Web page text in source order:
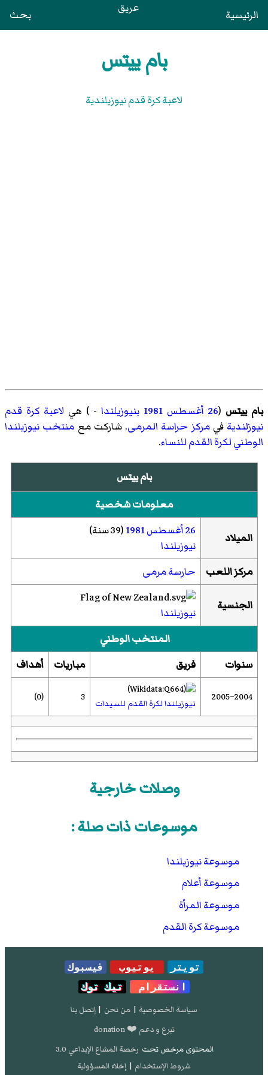
الرئيسية عريق بحث
بام ييتس
لاعبة كرة قدم نيوزيلندية
بام ييتس (26 أغسطس 1981 بنيوزيلندا - ) هي لاعبة كرة قدم
نيوزلندية فيمركز حراسة المرمى. شاركت مع منتخب نيوزيلندا
الوطني لكرة القدم للنساء.
بام ييتس
معلومات شخصية
الميلاد 26 أغسطس 1981(39 سنة)
نيوزيلندا
مركز اللعب
حارسة مرمى
الجنسية
نيوزيلندا
المنتخب الوطني
سنوات
فريق مباريات أهداف
2004–2005
نيوزيلندا لكرة القدم للسيدات
3
(0)
وصلات خارجية
موسوعات ذات صلة :
موسوعة نيوزيلندا
موسوعة أعلام
موسوعة المرأة
موسوعة كرة القدم
تويتر يوتيوب
فيسبوك
انستقرام
تيك توك
سياسة الخصوصية | من نحن | إتصل بنا
تبرع و دعم ❤️ donation
المحتوى مرخص تحت رخصة المشاع الإبداعي 3.0
شروط الإستخدام | إخلاء المسؤولية